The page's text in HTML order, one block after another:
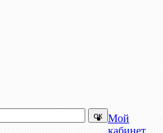
Мой
кабинет